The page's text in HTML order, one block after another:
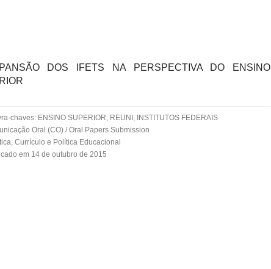
DOS IFETS NA PERSPECTIVA DO ENSINO
chaves: ENSINO SUPERIOR, REUNI, INSTITUTOS FEDERAIS
Oral (CO) / Oral Papers Submission
Currículo e Política Educacional
em 14 de outubro de 2015